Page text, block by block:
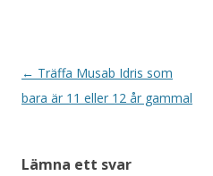
Inläggsnavigering
← Träffa Musab Idris som
bara är 11 eller 12 år gammal
Lämna ett svar